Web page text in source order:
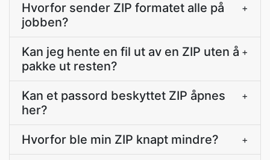
Hvorfor sender ZIP formatet alle på
jobben?
+
Kan jeg hente en fil ut av en ZIP uten å
pakke ut resten?
+
Kan et passord beskyttet ZIP åpnes
her?
+
Hvorfor ble min ZIP knapt mindre? +